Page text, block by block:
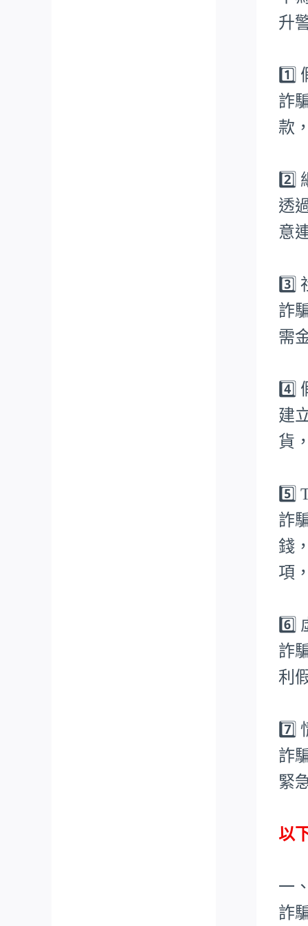
升
1️⃣
詐
款
2️⃣
透
意
3️⃣
詐
需
4️⃣
建
貨
5️⃣
詐
錢
項
6️⃣
詐
利
7️⃣
詐
緊
以
一
詐